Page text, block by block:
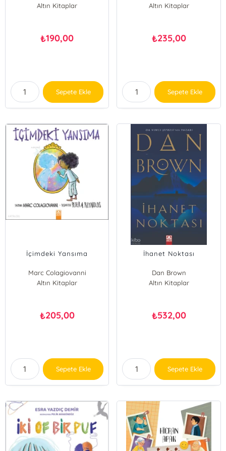
Altın Kitaplar
₺190,00
Sepete Ekle
Altın Kitaplar
₺235,00
Sepete Ekle
İçimdeki Yansıma
Marc Colagiovanni
Altın Kitaplar
₺205,00
Sepete Ekle
İhanet Noktası
Dan Brown
Altın Kitaplar
₺532,00
Sepete Ekle